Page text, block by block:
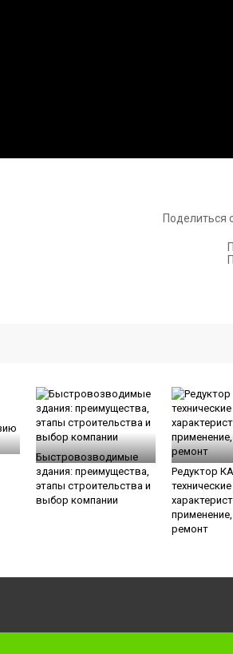
Поделиться
Быстровозводимые
здания: преимущества,
этапы строительства и
выбор компании
Редуктор
технические
ремонт